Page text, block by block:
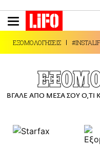
ΕΙΔΗΣΕΙΣ
CULTURE
ΑΠΟΨΕΙΣ
ΤΡΟΠΟΣ ΖΩΗΣ
PODCASTS
ΕΞΟΜΟΛΟΓΗΣΕΙΣ
ΒΓΑΛΕ ΑΠΟ ΜΕΣΑ ΣΟΥ Ο,ΤΙ